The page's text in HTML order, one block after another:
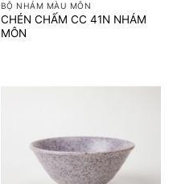
BỘ NHÁM MÀU MÔN
CHÉN CHẤM CC 41N NHÁM
MÔN